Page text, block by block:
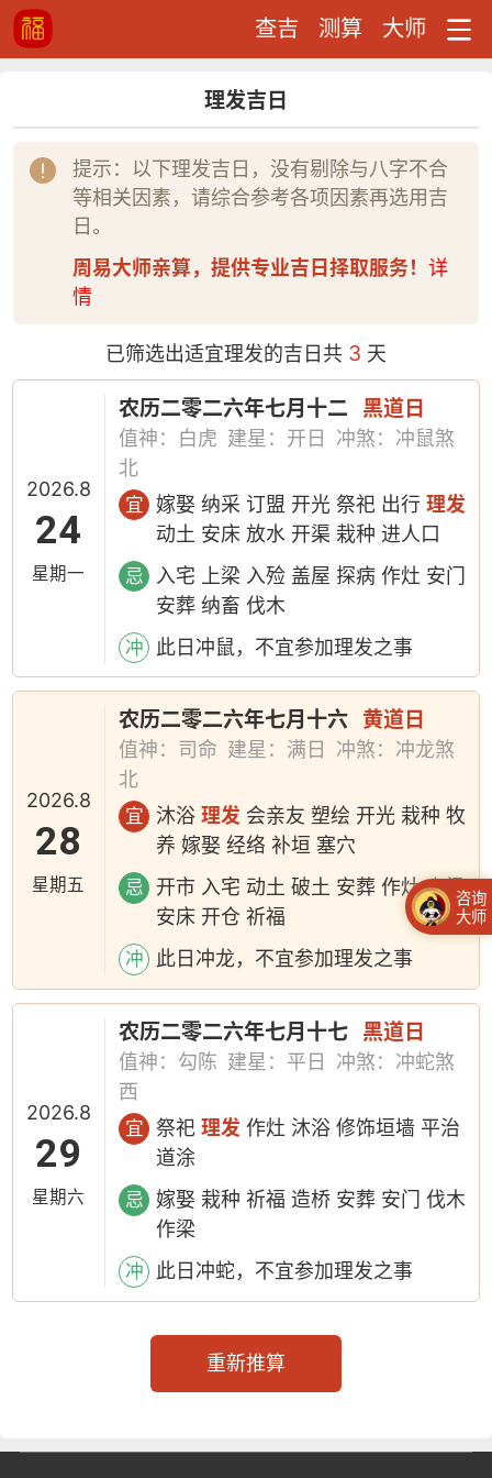
查吉 测算 大师
理发吉日
提示：以下理发吉日，没有剔除与八字不合
等相关因素，请综合参考各项因素再选用吉
日。
周易大师亲算，提供专业吉日择取服务！ 详
情
已筛选出适宜理发的吉日共 3 天
2026.8
24
星期一
农历二零二六年七月十二 黑道日
值神：白虎 建星：开日
冲煞：冲鼠煞
北
宜 嫁娶 纳采 订盟 开光 祭祀 出行理发
动土 安床 放水 开渠 栽种 进人口
忌
入宅 上梁 入殓 盖屋 探病 作灶 安门
安葬 纳畜 伐木
冲 此日冲鼠，不宜参加理发之事
2026.8
28
星期五
农历二零二六年七月十六 黄道日
值神：司命 建星：满日
冲煞：冲龙煞
北
宜 沐浴理发 会亲友 塑绘 开光 栽种 牧
养 嫁娶 经络 补垣 塞穴
忌
开市 入宅 动土 破土 安葬 作灶 上梁
安床 开仓 祈福
冲 此日冲龙，不宜参加理发之事
2026.8
29
星期六
农历二零二六年七月十七 黑道日
值神：勾陈 建星：平日
冲煞：冲蛇煞
西
宜 祭祀理发 作灶 沐浴 修饰垣墙 平治
道涂
忌
嫁娶 栽种 祈福 造桥 安葬 安门 伐木
作梁
冲 此日冲蛇，不宜参加理发之事
重新推算
咨询
大师